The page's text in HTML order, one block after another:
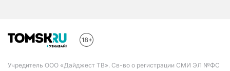
Учредитель ООО «Дайджест ТВ». Св-во о регистрации СМИ ЭЛ №ФС